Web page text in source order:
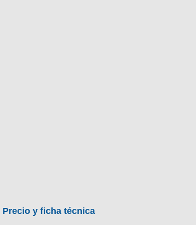
Precio y ficha técnica